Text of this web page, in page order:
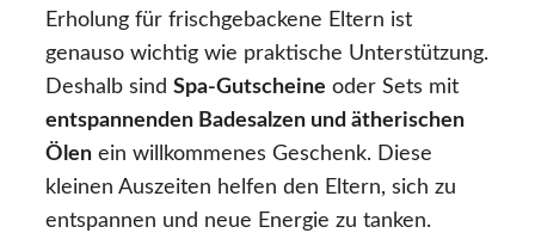
Erholung für frischgebackene Eltern ist
genauso wichtig wie praktische Unterstützung.
Deshalb sind Spa-Gutscheine oder Sets mit
entspannenden Badesalzen und ätherischen
Ölen ein willkommenes Geschenk. Diese
kleinen Auszeiten helfen den Eltern, sich zu
entspannen und neue Energie zu tanken.